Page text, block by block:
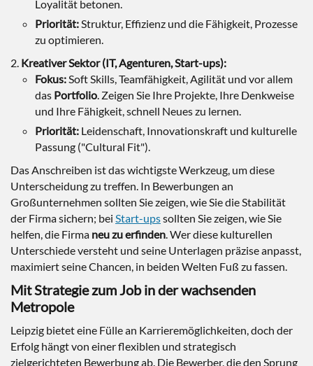
Loyalität betonen.
Priorität:Struktur, Effizienz und die Fähigkeit, Prozesse
zu optimieren.
Kreativer Sektor (IT, Agenturen, Start-ups):
Fokus:Soft Skills, Teamfähigkeit, Agilität und vor allem
das Portfolio. Zeigen Sie Ihre Projekte, Ihre Denkweise
und Ihre Fähigkeit, schnell Neues zu lernen.
Priorität: Leidenschaft, Innovationskraft und kulturelle
Passung ("Cultural Fit").
Das Anschreiben ist das wichtigste Werkzeug, um diese
Unterscheidung zu treffen. In Bewerbungen an
Großunternehmen sollten Sie zeigen, wie Sie die Stabilität
der Firma sichern; bei Start-upssollten Sie zeigen, wie Sie
helfen, die Firma neu zu erfinden. Wer diese kulturellen
Unterschiede versteht und seine Unterlagen präzise anpasst,
maximiert seine Chancen, in beiden Welten Fuß zu fassen.
Mit Strategie zum Job in der wachsenden
Metropole
Leipzig bietet eine Fülle an Karrieremöglichkeiten, doch der
Erfolg hängt von einer flexiblen und strategisch
zielgerichteten Bewerbung ab. Die Bewerber, die den Sprung